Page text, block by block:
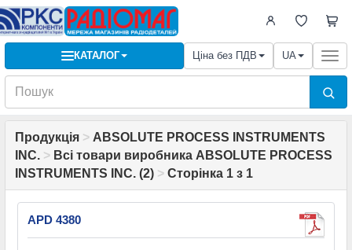
КАТАЛОГ Ціна без ПДВ UA
Продукція > ABSOLUTE PROCESS INSTRUMENTS
INC. > Всі товари виробника ABSOLUTE PROCESS
INSTRUMENTS INC. (2) > Сторінка 1 з 1
APD 4380